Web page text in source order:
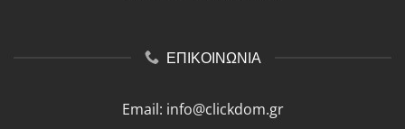
ΕΠΙΚΟΙΝΩΝΙΑ
Email: info@clickdom.gr